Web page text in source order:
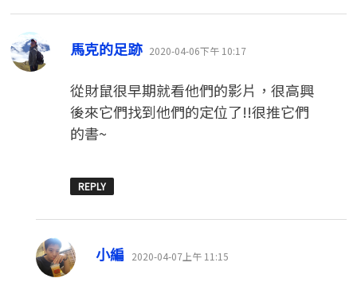
馬克的足跡表
示:2020-04-06下午 10:17
從財鼠很早期就看他們的影片，很高興
後來它們找到他們的定位了!!很推它們
的書~
REPLY
小編表
示:2020-04-07上午 11:15